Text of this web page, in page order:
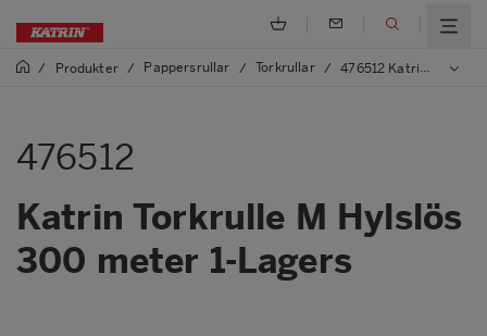
/ Produkter / Pappersrullar / Torkrullar / 476512 Katrin Torkrulle M Hylslös 300 meter 1-Lagers
476512
Katrin Torkrulle M Hylslös
300 meter 1-Lagers